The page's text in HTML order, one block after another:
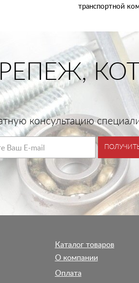
транспортной
консультацию
Каталог товаров
О компании
Оплата